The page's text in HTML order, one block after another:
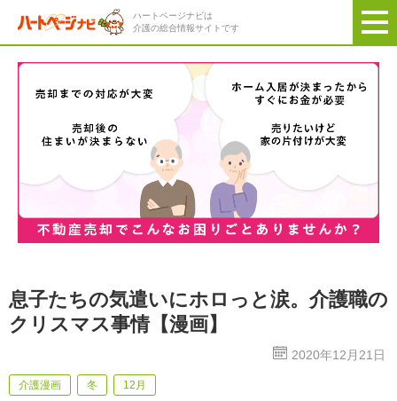
ハートページナビは
介護の総合情報サイトです
息子たちの気遣いにホロっと涙。介護職の
クリスマス事情【漫画】
2020年12月21日
介護漫画 冬 12月